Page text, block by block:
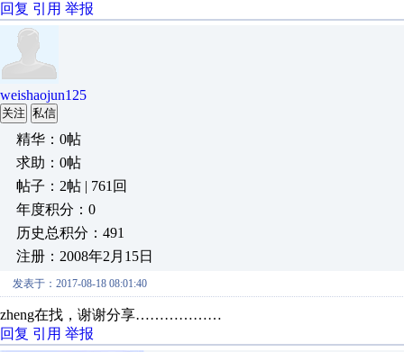
回复 引用 举报
weishaojun125
关注 私信
精华：0帖
求助：0帖
帖子：2帖 | 761回
年度积分：0
历史总积分：491
注册：2008年2月15日
发表于：2017-08-18 08:01:40
zheng在找，谢谢分享………………
回复 引用 举报